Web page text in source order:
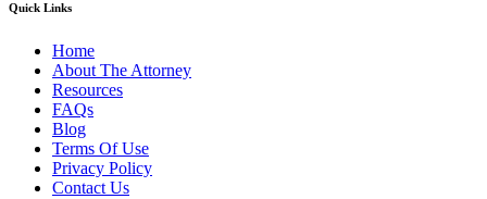
Quick Links
Home
About The Attorney
Resources
FAQs
Blog
Terms Of Use
Privacy Policy
Contact Us